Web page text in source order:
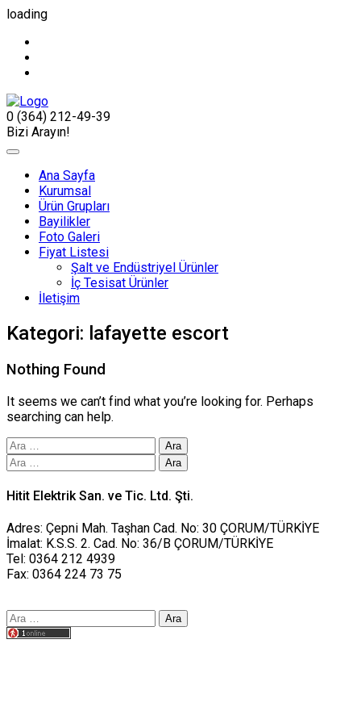
loading
0 (364) 212-49-39
Bizi Arayın!
Ana Sayfa
Kurumsal
Ürün Grupları
Bayilikler
Foto Galeri
Fiyat Listesi
Şalt ve Endüstriyel Ürünler
İç Tesisat Ürünler
İletişim
Kategori: lafayette escort
Nothing Found
It seems we can’t find what you’re looking for. Perhaps
searching can help.
Arama:
Arama:
Hitit Elektrik San. ve Tic. Ltd. Şti.
Adres: Çepni Mah. Taşhan Cad. No: 30 ÇORUM/TÜRKİYE
İmalat: K.S.S. 2. Cad. No: 36/B ÇORUM/TÜRKİYE
Tel: 0364 212 4939
Fax: 0364 224 73 75
Arama: